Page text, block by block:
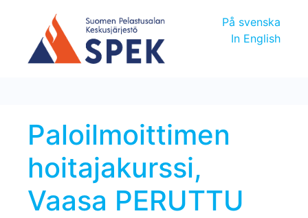
På svenska
In English
Paloilmoittimen
hoitajakurssi,
Vaasa PERUTTU